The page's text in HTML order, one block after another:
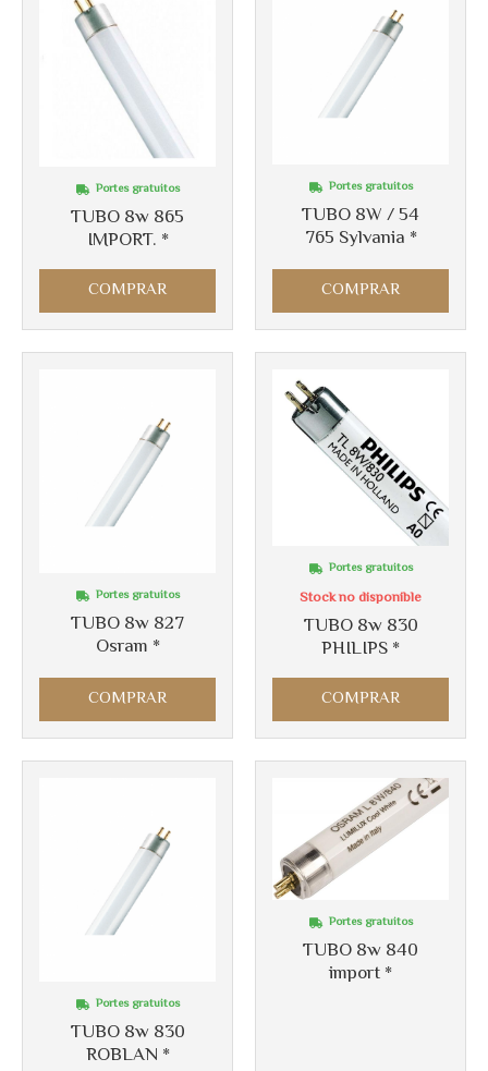
TUBO 8w 865
IMPORT. *
Portes gratuitos
COMPRAR
TUBO 8W / 54
765 Sylvania *
Portes gratuitos
COMPRAR
TUBO 8w 827
Osram *
Portes gratuitos
COMPRAR
TUBO 8w 830
PHILIPS *
Portes gratuitos
Stock no disponible
COMPRAR
TUBO 8w 830
ROBLAN *
Portes gratuitos
TUBO 8w 840
import *
Portes gratuitos
Más info